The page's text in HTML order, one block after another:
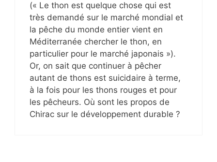
(« Le thon est quelque chose qui est
très demandé sur le marché mondial et
la pêche du monde entier vient en
Méditerranée chercher le thon, en
particulier pour le marché japonais »).
Or, on sait que continuer à pêcher
autant de thons est suicidaire à terme,
à la fois pour les thons rouges et pour
les pêcheurs. Où sont les propos de
Chirac sur le développement durable ?